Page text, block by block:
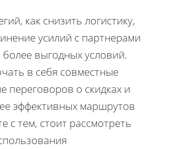
как снизить логистику,
усилий с партнерами
выгодных условий.
в себя совместные
переговоров о скидках и
эффективных маршрутов
с тем, стоит рассмотреть